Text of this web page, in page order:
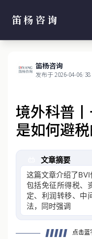
笛杨咨询
笛杨咨询
发布于 2026-04-06/
境外科普
是如何避
文章摘要
这篇文章介绍了BVI
包括免征所得税、
定、利润转移、中
法，同时强调需遵
点击蓝